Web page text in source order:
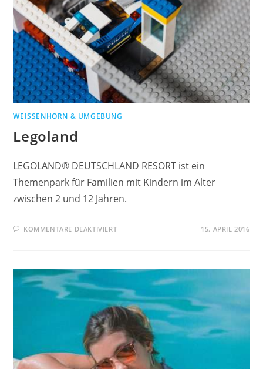
WEISSENHORN & UMGEBUNG
Legoland
LEGOLAND® DEUTSCHLAND RESORT ist ein
Themenpark für Familien mit Kindern im Alter
zwischen 2 und 12 Jahren.
KOMMENTARE DEAKTIVIERT 15. APRIL 2016